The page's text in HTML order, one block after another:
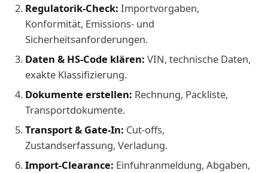
Regulatorik-Check: Importvorgaben,
Konformität, Emissions- und
Sicherheitsanforderungen.
Daten & HS-Code klären: VIN, technische Daten,
exakte Klassifizierung.
Dokumente erstellen: Rechnung, Packliste,
Transportdokumente.
Transport & Gate-In: Cut-offs,
Zustandserfassung, Verladung.
Import-Clearance: Einfuhranmeldung, Abgaben,